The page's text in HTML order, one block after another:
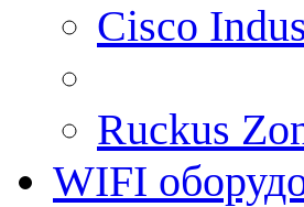
Cisco
Ruckus
WIFI